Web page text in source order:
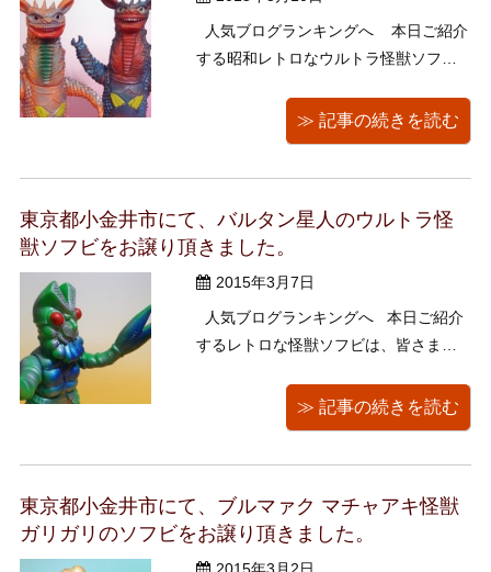
人気ブログランキングへ 本日ご紹介
する昭和レトロなウルトラ怪獣ソフビ
いになります。 以前ご紹介のゴースト
ロン同様、くまきちさんの大好きな色
≫ 記事の続きを読む
東京都小金井市にて、バルタン星人のウルトラ怪
獣ソフビをお譲り頂きました。
2015年3月7日
人気ブログランキングへ 本日ご紹介
するレトロな怪獣ソフビは、皆さまお
バルタン星人（マルサン1966年製）で
す！ 足裏の刻印は円谷プロ 1966
...
≫ 記事の続きを読む
東京都小金井市にて、ブルマァク マチャアキ怪獣
ガリガリのソフビをお譲り頂きました。